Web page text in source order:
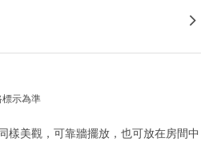
示為準
樣美觀，可靠牆擺放，也可放在房間中